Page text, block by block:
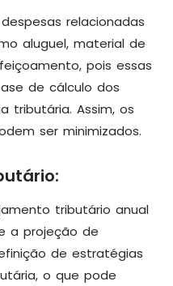
relacionadas
aluguel, material de
pois essas
de cálculo dos
tributária. Assim, os
ser minimizados.
tributário anual
a projeção de
de estratégias
o que pode